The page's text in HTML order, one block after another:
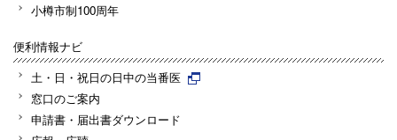
小樽市制100周年
便利情報ナビ
土・日・祝日の日中の当番医
窓口のご案内
申請書・届出書ダウンロード